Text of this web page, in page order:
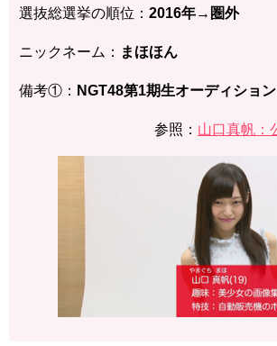
選抜総選挙の順位： 2016年→圏外
ニックネーム： まほほん
備考①： NGT48第1期生オーディショ
参照： 山口真帆：